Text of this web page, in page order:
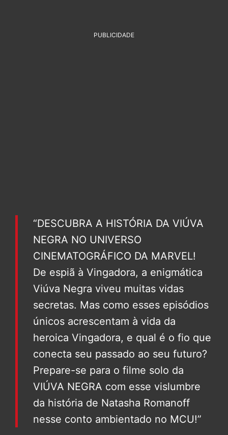
PUBLICIDADE
“DESCUBRA A HISTÓRIA DA VIÚVA
NEGRA NO UNIVERSO
CINEMATOGRÁFICO DA MARVEL!
De espiã à Vingadora, a enigmática
Viúva Negra viveu muitas vidas
secretas. Mas como esses episódios
únicos acrescentam à vida da
heroica Vingadora, e qual é o fio que
conecta seu passado ao seu futuro?
Prepare-se para o filme solo da
VIÚVA NEGRA com esse vislumbre
da história de Natasha Romanoff
nesse conto ambientado no MCU!”